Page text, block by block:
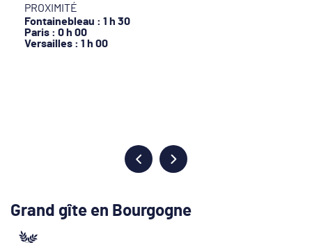
PROXIMITÉ
Fontainebleau : 1 h 30
Paris : 0 h 00
Versailles : 1 h 00
Grand gîte en Bourgogne